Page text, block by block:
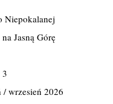
Niepokalanej
Jasną Górę
/ wrzesień 2026